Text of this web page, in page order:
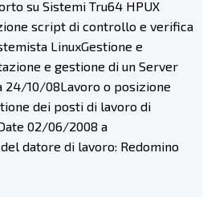
su Sistemi Tru64 HPUX
script di controllo e verifica
LinuxGestione e
e gestione di un Server
24/10/08Lavoro o posizione
dei posti di lavoro di
02/06/2008 a
datore di lavoro: Redomino